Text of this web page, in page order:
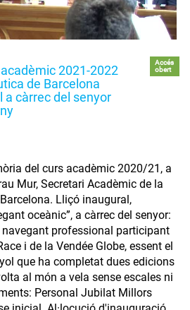
2021-2022
de Barcelona
a càrrec del senyor
Accés
obert
del curs acadèmic 2020/21, a
Mur, Secretari Acadèmic de la
Lliçó inaugural,
oceànic”, a càrrec del senyor:
navegant professional participant
i de la Vendée Globe, essent el
que ha completat dues edicions
al món a vela sense escales ni
Personal Jubilat Millors